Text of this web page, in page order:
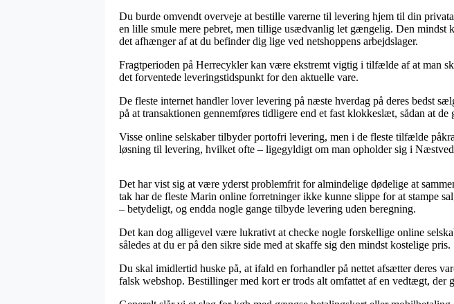
Du burde omvendt overveje at bestille varerne til levering hjem til din
en lille smule mere pebret, men tillige usædvanlig let gængelig. Den mindst
det afhænger af at du befinder dig lige ved netshoppens arbejdslager.
Fragtperioden på Herrecykler kan være ekstremt vigtig i tilfælde af at man
det forventede leveringstidspunkt for den aktuelle vare.
De fleste internet handler lover levering på næste hverdag på deres bedst
på at transaktionen gennemføres tidligere end et fast klokkeslæt, sådan at
Visse online selskaber tilbyder portofri levering, men i de fleste tilfælde
løsning til levering, hvilket ofte – ligegyldigt om man opholder sig i
Det har vist sig at være yderst problemfrit for almindelige dødelige at
tak har de fleste Marin online forretninger ikke kunne slippe for at stampe
– betydeligt, og endda nogle gange tilbyde levering uden beregning.
Det kan dog alligevel være lukrativt at checke nogle forskellige online
således at du er på den sikre side med at skaffe sig den mindst kostelige pris.
Du skal imidlertid huske på, at ifald en forhandler på nettet afsætter deres
falsk webshop. Bestillinger med kort er trods alt omfattet af en vedtægt, der